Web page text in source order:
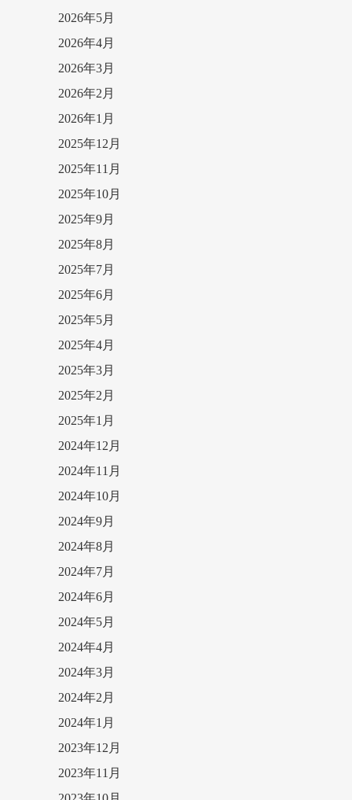
2026年5月
2026年4月
2026年3月
2026年2月
2026年1月
2025年12月
2025年11月
2025年10月
2025年9月
2025年8月
2025年7月
2025年6月
2025年5月
2025年4月
2025年3月
2025年2月
2025年1月
2024年12月
2024年11月
2024年10月
2024年9月
2024年8月
2024年7月
2024年6月
2024年5月
2024年4月
2024年3月
2024年2月
2024年1月
2023年12月
2023年11月